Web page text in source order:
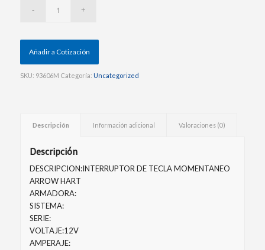
Añadir a Cotización
SKU: 93606M Categoría: Uncategorized
Descripción Información adicional Valoraciones (0)
Descripción
DESCRIPCION:INTERRUPTOR DE TECLA MOMENTANEO
ARROW HART
ARMADORA:
SISTEMA:
SERIE:
VOLTAJE:12V
AMPERAJE: